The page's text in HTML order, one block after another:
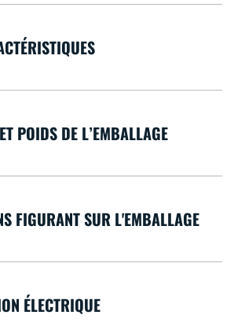
POIDS DE L’EMBALLAGE
FIGURANT SUR L'EMBALLAGE
ÉLECTRIQUE